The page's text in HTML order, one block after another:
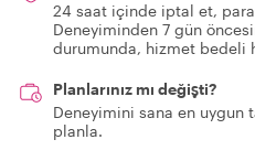
24 saat içinde iptal et,
Deneyiminden 7 gün
durumunda, hizmet bedeli
Planlarınız mı değişti?
Deneyimini sana en uygun
planla.